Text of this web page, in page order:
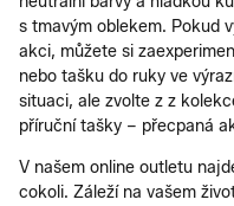
s tmavým oblekem. Pokud
akci, můžete si
nebo tašku do ruky ve
situaci, ale zvolte z z
příruční tašky – přecpaná
V našem online outletu
cokoli. Záleží na vašem